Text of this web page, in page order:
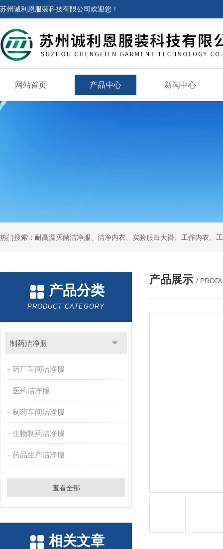
苏州诚利恩服装科技有限公司欢迎您！
网站首页 产品中心 新闻中心
产品分类
PRODUCT CATEGORY
制药洁净服
药厂车间洁净服
医药洁净服
制药车间洁净服
生物制药洁净服
药品生产洁净服
查看全部
相关文章
产品展示 /